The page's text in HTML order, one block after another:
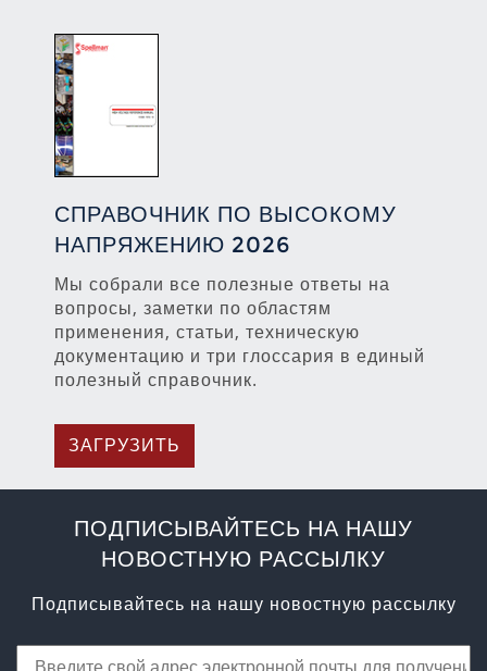
СПРАВОЧНИК ПО ВЫСОКОМУ
НАПРЯЖЕНИЮ 2026
Мы собрали все полезные ответы на
вопросы, заметки по областям
применения, статьи, техническую
документацию и три глоссария в единый
полезный справочник.
ЗАГРУЗИТЬ
ПОДПИСЫВАЙТЕСЬ НА НАШУ
НОВОСТНУЮ РАССЫЛКУ
Подписывайтесь на нашу новостную рассылку